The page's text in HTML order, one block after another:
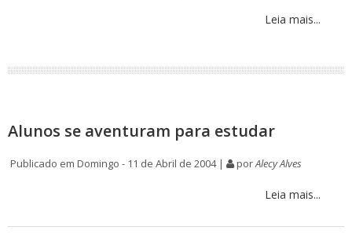
Leia mais...
Alunos se aventuram para estudar
Publicado em Domingo - 11 de Abril de 2004 | porAlecy Alves
Leia mais...